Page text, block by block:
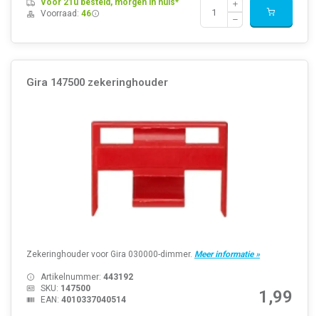
Voor 21u besteld, morgen in huis*
Voorraad: 46
Gira 147500 zekeringhouder
Zekeringhouder voor Gira 030000-dimmer. Meer informatie »
1,99
Artikelnummer: 443192
SKU: 147500
EAN: 4010337040514